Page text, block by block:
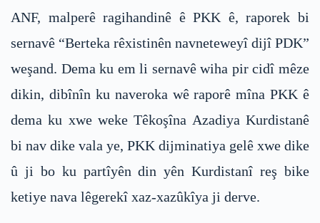
ANF, malperê ragihandinê ê PKK ê, raporek bi
sernavê “Berteka rêxistinên navneteweyî dijî PDK”
weşand. Dema ku em li sernavê wiha pir cidî mêze
dikin, dibînîn ku naveroka wê raporê mîna PKK ê
dema ku xwe weke Têkoşîna Azadiya Kurdistanê
bi nav dike vala ye, PKK dijminatiya gelê xwe dike
û ji bo ku partîyên din yên Kurdistanî reş bike
ketiye nava lêgerekî xaz-xazûkîya ji derve.